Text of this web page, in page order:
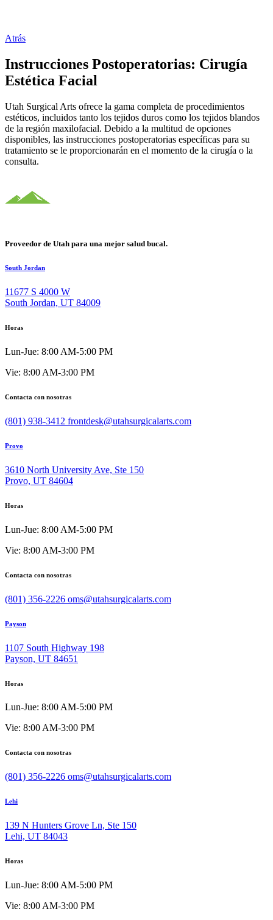
Atrás
Instrucciones Postoperatorias: Cirugía
Estética Facial
Utah Surgical Arts ofrece la gama completa de procedimientos
estéticos, incluidos tanto los tejidos duros como los tejidos blandos
de la región maxilofacial. Debido a la multitud de opciones
disponibles, las instrucciones postoperatorias específicas para su
tratamiento se le proporcionarán en el momento de la cirugía o la
consulta.
Proveedor de Utah para una mejor salud bucal.
South Jordan
11677 S 4000 W
South Jordan, UT 84009
Horas
Lun-Jue: 8:00 AM-5:00 PM
Vie: 8:00 AM-3:00 PM
Contacta con nosotras
(801) 938-3412 frontdesk@utahsurgicalarts.com
Provo
3610 North University Ave, Ste 150
Provo, UT 84604
Horas
Lun-Jue: 8:00 AM-5:00 PM
Vie: 8:00 AM-3:00 PM
Contacta con nosotras
(801) 356-2226 oms@utahsurgicalarts.com
Payson
1107 South Highway 198
Payson, UT 84651
Horas
Lun-Jue: 8:00 AM-5:00 PM
Vie: 8:00 AM-3:00 PM
Contacta con nosotras
(801) 356-2226 oms@utahsurgicalarts.com
Lehi
139 N Hunters Grove Ln, Ste 150
Lehi, UT 84043
Horas
Lun-Jue: 8:00 AM-5:00 PM
Vie: 8:00 AM-3:00 PM